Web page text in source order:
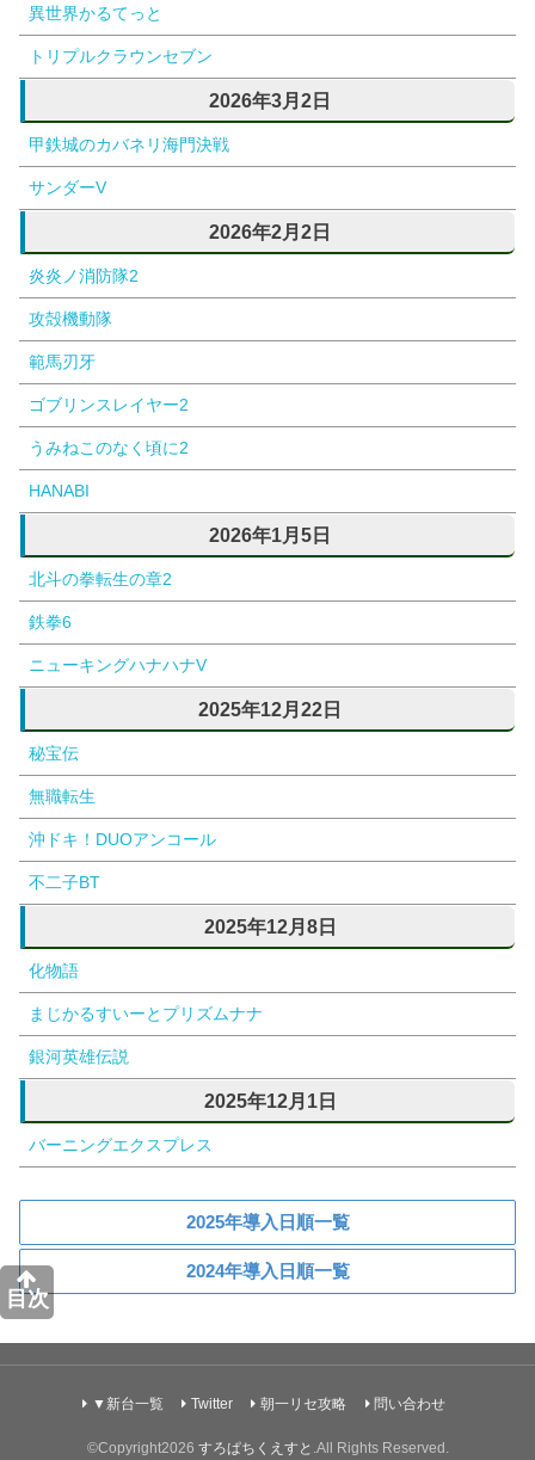
目次
異世界かるてっと
トリプルクラウンセブン
2026年3月2日
甲鉄城のカバネリ海門決戦
サンダーV
2026年2月2日
炎炎ノ消防隊2
攻殻機動隊
範馬刃牙
ゴブリンスレイヤー2
うみねこのなく頃に2
HANABI
2026年1月5日
北斗の拳転生の章2
鉄拳6
ニューキングハナハナV
2025年12月22日
秘宝伝
無職転生
沖ドキ！DUOアンコール
不二子BT
2025年12月8日
化物語
まじかるすいーとプリズムナナ
銀河英雄伝説
2025年12月1日
バーニングエクスプレス
2025年導入日順一覧
2024年導入日順一覧
▼新台一覧 Twitter 朝一リセ攻略 問い合わせ
©Copyright2026 すろぱちくえすと .All Rights Reserved.